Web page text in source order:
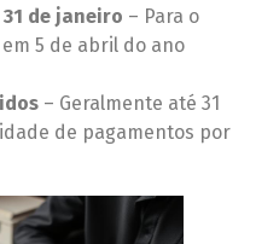
de janeiro – Para o
5 de abril do ano
– Geralmente até 31
de pagamentos por